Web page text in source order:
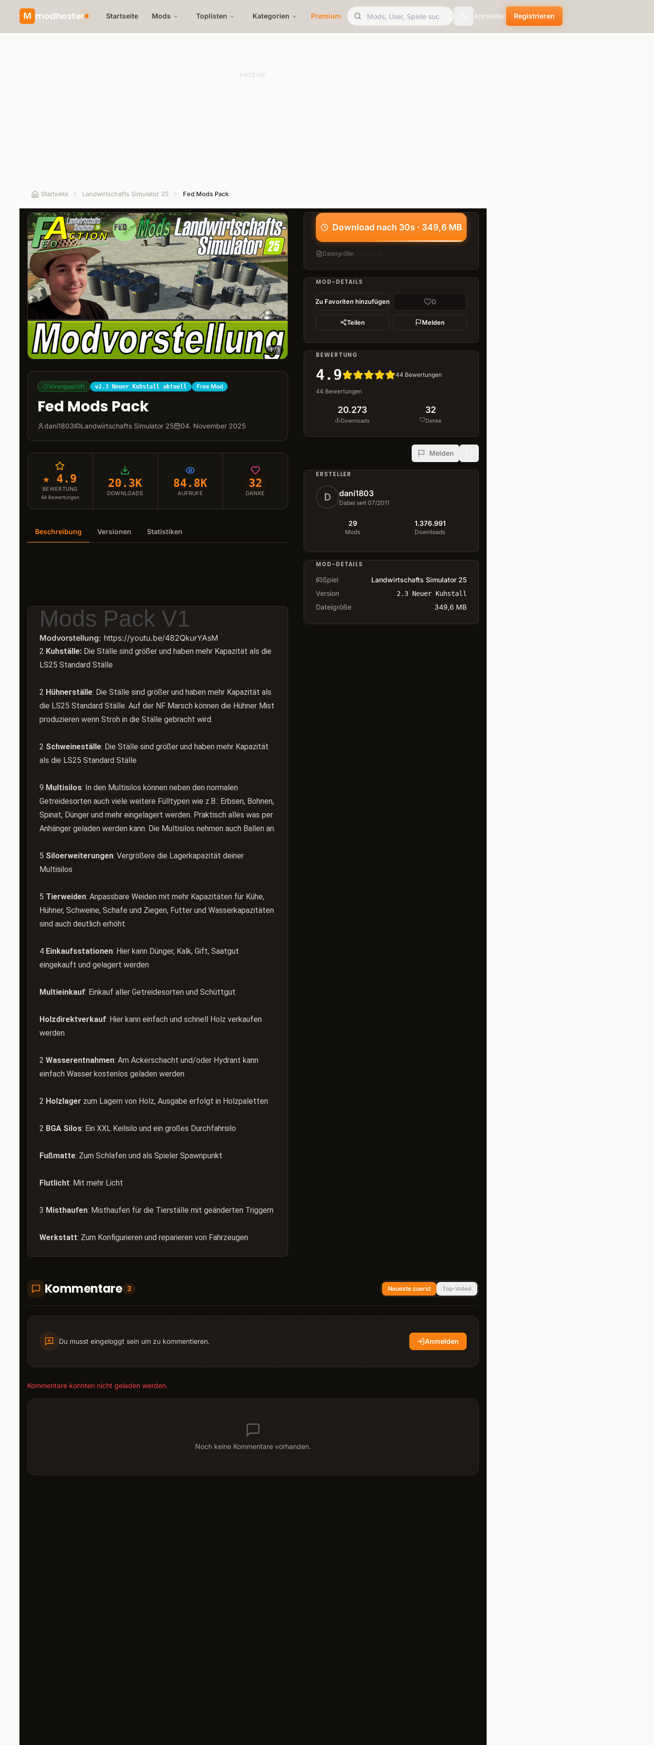
M modhoster Startseite Mods Toplisten Kategorien Premium Toggle theme
Anmelden Registrieren
ANZEIGE
Startseite Landwirtschafts Simulator 25 Fed Mods Pack
1/1
Virengeprüft v2.3 Neuer Kuhstall aktuell Free Mod
Fed Mods Pack
dani1803 Landwirtschafts Simulator 25 04. November 2025
★ 4.9
BEWERTUNG
44 Bewertungen
20.3K
DOWNLOADS
84.8K
AUFRUFE
32
DANKE
Beschreibung Versionen Statistiken
Mods Pack V1
Modvorstellung: https://youtu.be/482QkurYAsM
2 Kuhställe: Die Ställe sind größer und haben mehr Kapazität als die
LS25 Standard Ställe
2 Hühnerställe: Die Ställe sind größer und haben mehr Kapazität als
die LS25 Standard Ställe. Auf der NF Marsch können die Hühner Mist
produzieren wenn Stroh in die Ställe gebracht wird.
2 Schweineställe: Die Ställe sind größer und haben mehr Kapazität
als die LS25 Standard Ställe
9 Multisilos: In den Multisilos können neben den normalen
Getreidesorten auch viele weitere Fülltypen wie z.B.: Erbsen, Bohnen,
Spinat, Dünger und mehr eingelagert werden. Praktisch alles was per
Anhänger geladen werden kann. Die Multisilos nehmen auch Ballen an.
5 Siloerweiterungen: Vergrößere die Lagerkapazität deiner
Multisilos
5 Tierweiden: Anpassbare Weiden mit mehr Kapazitäten für Kühe,
Hühner, Schweine, Schafe und Ziegen, Futter und Wasserkapazitäten
sind auch deutlich erhöht.
4 Einkaufsstationen: Hier kann Dünger, Kalk, Gift, Saatgut
eingekauft und gelagert werden
Multieinkauf: Einkauf aller Getreidesorten und Schüttgut
Holzdirektverkauf: Hier kann einfach und schnell Holz verkaufen
werden
2 Wasserentnahmen: Am Ackerschacht und/oder Hydrant kann
einfach Wasser kostenlos geladen werden
2 Holzlager zum Lagern von Holz, Ausgabe erfolgt in Holzpaletten
2 BGA Silos: Ein XXL Keilsilo und ein großes Durchfahrsilo
Fußmatte: Zum Schlafen und als Spieler Spawnpunkt
Flutlicht: Mit mehr Licht
3 Misthaufen: Misthaufen für die Tierställe mit geänderten Triggern
Werkstatt: Zum Konfigurieren und reparieren von Fahrzeugen
Download nach 30s · 349,6 MB
Dateigröße:
MOD-DETAILS
Zu Favoriten hinzufügen 0
Teilen Melden
BEWERTUNG
4.9 44 Bewertungen
44 Bewertungen
20.273
Downloads
32
Danke
Melden
ERSTELLER
D dani1803
Dabei seit 07/2011
29
Mods
1.376.991
Downloads
MOD-DETAILS
Spiel
Landwirtschafts Simulator 25
Version
2.3 Neuer Kuhstall
Dateigröße 349,6 MB
Kommentare 3 Neueste zuerst Top-Voted
Du musst eingeloggt sein um zu kommentieren. Anmelden
Kommentare konnten nicht geladen werden.
Noch keine Kommentare vorhanden.